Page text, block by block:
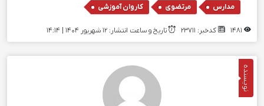
مدارس , مرتضوی , کاروان آموزشی
کدخبر: 23711 تاریخ و ساعت انتشار: ۱۲ شهریور ۱۴۰۴ | 14:14
نویسنده